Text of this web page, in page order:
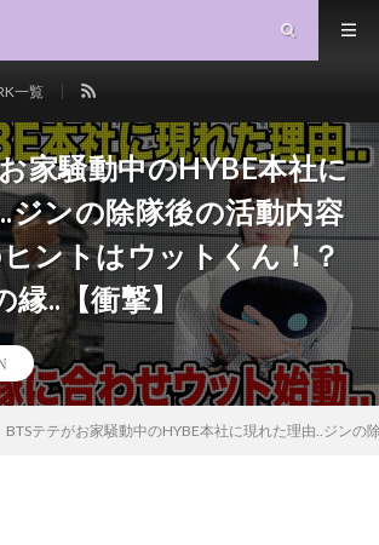
一覧
家騒動中のHYBE本社に
ジンの除隊後の活動内容
ントはウットくん！？
縁..【衝撃】
BTSテテがお家騒動中のHYBE本社に現れた理由..ジン